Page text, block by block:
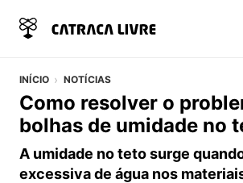
INÍCIO NOTÍCIAS
Como resolver o
bolhas de umidade no
A umidade no teto surge
excessiva de água nos